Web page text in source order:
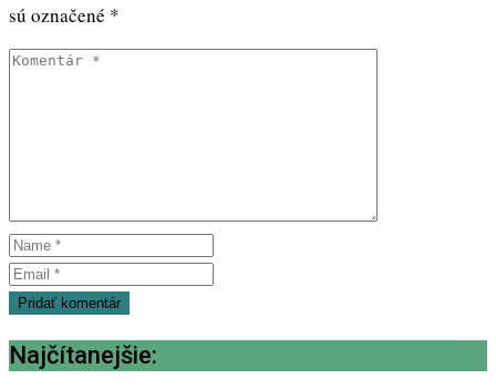
sú označené *
Najčítanejšie: